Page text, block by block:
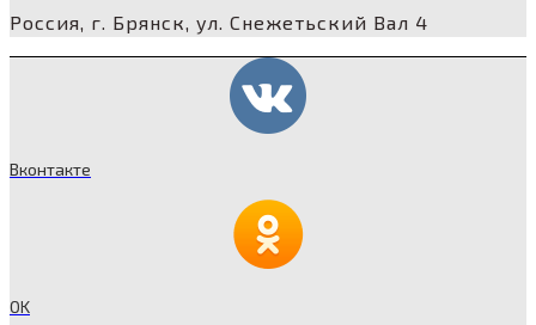
Россия, г. Брянск, ул. Снежетьский Вал 4
Вконтакте
OK